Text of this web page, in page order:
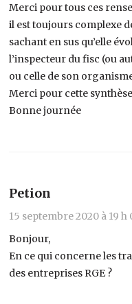
Merci pour tous ces
il est toujours complexe
sachant en sus qu’elle
l’inspecteur du fisc (ou
ou celle de son
Merci pour cette
Bonne journée
Petion
15 septembre 2020 à 19 h
Bonjour,
En ce qui concerne les
des entreprises RGE ?